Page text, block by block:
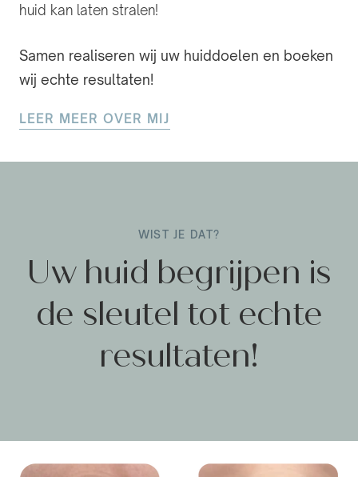
huid kan laten stralen!
Samen realiseren wij uw huiddoelen en boeken
wij echte resultaten!
LEER MEER OVER MIJ
WIST JE DAT?
Uw huid begrijpen is
de sleutel tot echte
resultaten!